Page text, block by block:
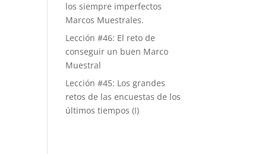
los siempre imperfectos
Marcos Muestrales.
Lección #46: El reto de
conseguir un buen Marco
Muestral
Lección #45: Los grandes
retos de las encuestas de los
últimos tiempos (I)